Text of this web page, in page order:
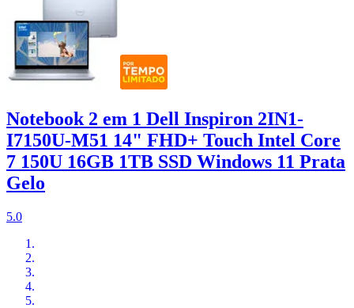
Notebook 2 em 1 Dell Inspiron 2IN1-
I7150U-M51 14" FHD+ Touch Intel Core
7 150U 16GB 1TB SSD Windows 11 Prata
Gelo
5.0